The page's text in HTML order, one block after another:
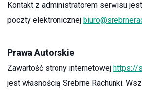
Kontakt z administratorem serwisu
poczty elektronicznej
Prawa Autorskie
Zawartość strony internetowej https://
jest własnością Srebrne Rachunki.